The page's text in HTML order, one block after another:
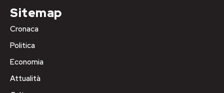
Sitemap
Cronaca
Politica
Economia
Attualità